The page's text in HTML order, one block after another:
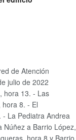
de Atención
julio de 2022
hora 13. - Las
8. - El
La Pediatra Andrea
Núñez a Barrio López,
hora 8 y Barrio